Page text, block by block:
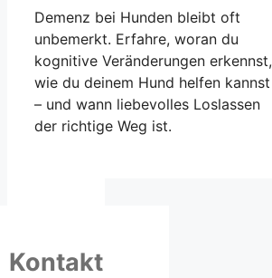
Demenz bei Hunden bleibt oft
unbemerkt. Erfahre, woran du
kognitive Veränderungen erkennst,
wie du deinem Hund helfen kannst
– und wann liebevolles Loslassen
der richtige Weg ist.
Kontakt